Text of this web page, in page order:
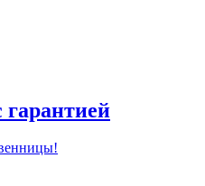
гарантией